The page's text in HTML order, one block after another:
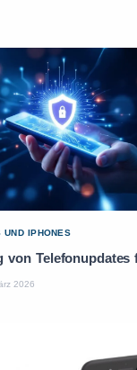
UND IPHONES
2026